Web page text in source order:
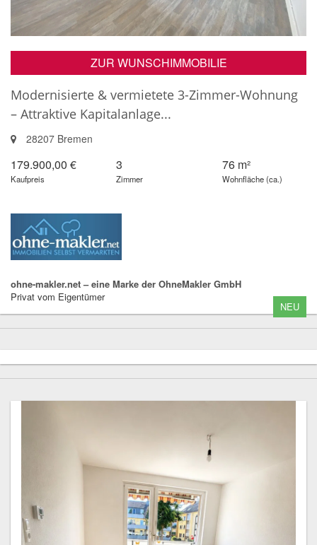
ZUR WUNSCHIMMOBILIE
Modernisierte & vermietete 3-Zimmer-Wohnung
– Attraktive Kapitalanlage...
28207 Bremen
179.900,00 €
Kaufpreis
3
Zimmer
76 m²
Wohnfläche (ca.)
ohne-makler.net – eine Marke der OhneMakler GmbH
Privat vom Eigentümer
NEU